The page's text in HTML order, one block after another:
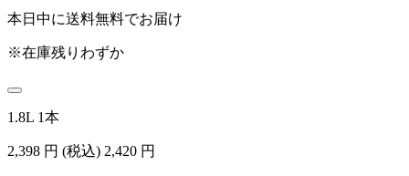
本日中に送料無料でお届け
※在庫残りわずか
1.8L 1本
2,398 円 (税込) 2,420 円